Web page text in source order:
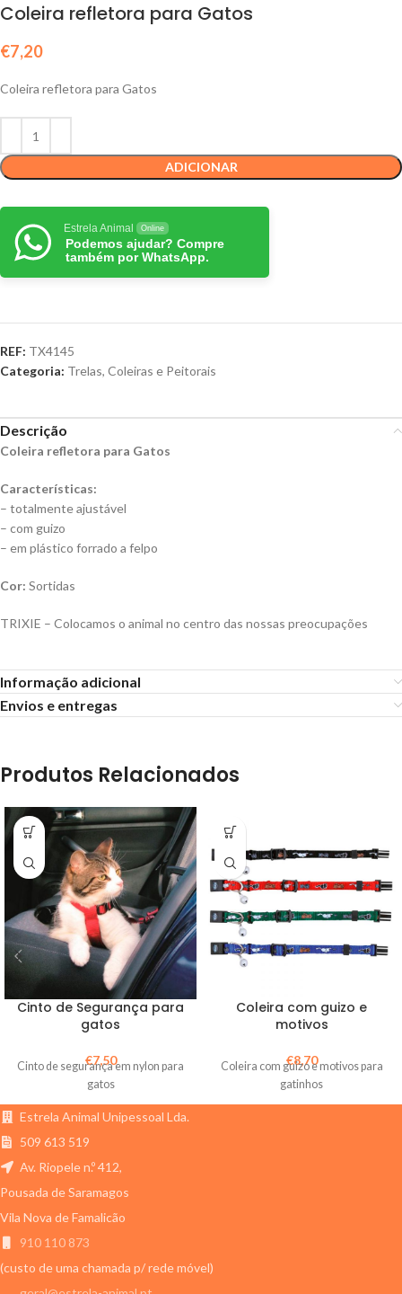
Coleira refletora para Gatos
€7,20
Coleira refletora para Gatos
ADICIONAR
Estrela Animal Online
Podemos ajudar? Compre
também por WhatsApp.
REF: TX4145
Categoria: Trelas, Coleiras e Peitorais
Descrição
Coleira refletora para Gatos
Características:
– totalmente ajustável
– com guizo
– em plástico forrado a felpo
Cor: Sortidas
TRIXIE – Colocamos o animal no centro das nossas preocupações
Informação adicional
Envios e entregas
Produtos Relacionados
Cinto de Segurança para
gatos
€7,50
Cinto de segurança em nylon para
gatos
Coleira com guizo e
motivos
€8,70
Coleira com guizo e motivos para
gatinhos
Estrela Animal Unipessoal Lda.
509 613 519
Av. Riopele n.º 412,
Pousada de Saramagos
Vila Nova de Famalicão
910 110 873
(custo de uma chamada p/ rede móvel)